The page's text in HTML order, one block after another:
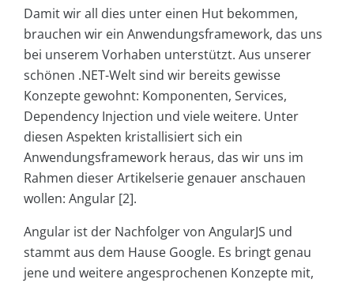
Damit wir all dies unter einen Hut bekommen,
brauchen wir ein Anwendungsframework, das uns
bei unserem Vorhaben unterstützt. Aus unserer
schönen .NET-Welt sind wir bereits gewisse
Konzepte gewohnt: Komponenten, Services,
Dependency Injection und viele weitere. Unter
diesen Aspekten kristallisiert sich ein
Anwendungsframework heraus, das wir uns im
Rahmen dieser Artikelserie genauer anschauen
wollen: Angular [2].
Angular ist der Nachfolger von AngularJS und
stammt aus dem Hause Google. Es bringt genau
jene und weitere angesprochenen Konzepte mit,